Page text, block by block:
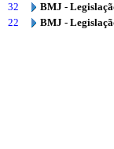
32
BMJ -
22
BMJ -